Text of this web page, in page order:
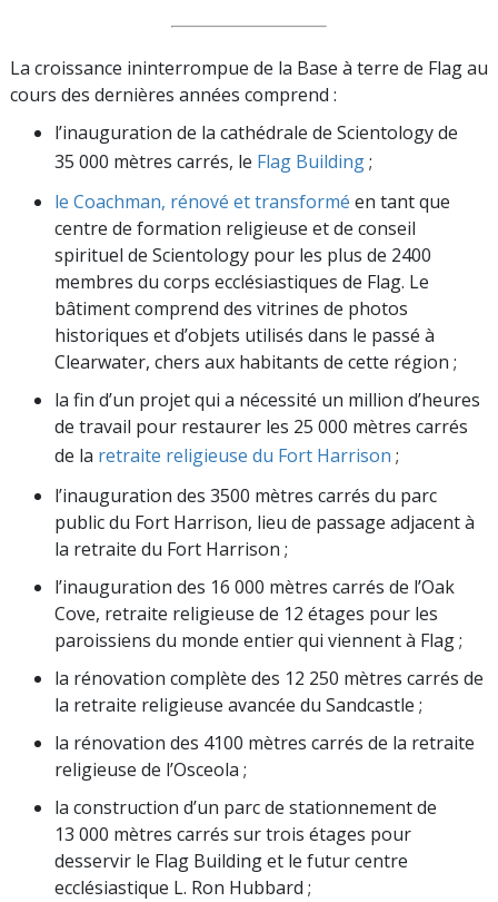
La croissance ininterrompue de la Base à terre de Flag au
cours des dernières années comprend :
l’inauguration de la cathédrale de Scientology de
35 000 mètres carrés, le Flag Building;
le Coachman, rénové et transformé en tant que
centre de formation religieuse et de conseil
spirituel de Scientology pour les plus de 2400
membres du corps ecclésiastiques de Flag. Le
bâtiment comprend des vitrines de photos
historiques et d’objets utilisés dans le passé à
Clearwater, chers aux habitants de cette région ;
la fin d’un projet qui a nécessité un million d’heures
de travail pour restaurer les 25 000 mètres carrés
de la retraite religieuse du Fort Harrison ;
l’inauguration des 3500 mètres carrés du parc
public du Fort Harrison, lieu de passage adjacent à
la retraite du Fort Harrison ;
l’inauguration des 16 000 mètres carrés de l’Oak
Cove, retraite religieuse de 12 étages pour les
paroissiens du monde entier qui viennent à Flag ;
la rénovation complète des 12 250 mètres carrés de
la retraite religieuse avancée du Sandcastle ;
la rénovation des 4100 mètres carrés de la retraite
religieuse de l’Osceola ;
la construction d’un parc de stationnement de
13 000 mètres carrés sur trois étages pour
desservir le Flag Building et le futur centre
ecclésiastique L. Ron Hubbard ;